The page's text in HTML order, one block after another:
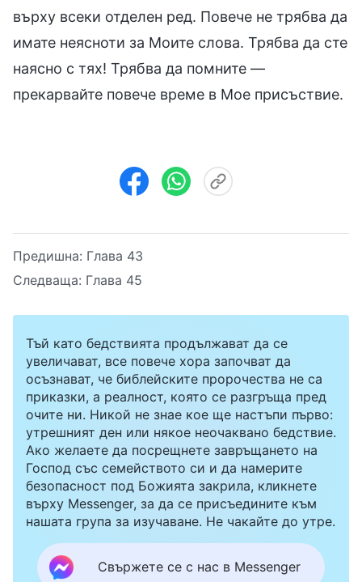
върху всеки отделен ред. Повече не трябва да
имате неясноти за Моите слова. Трябва да сте
наясно с тях! Трябва да помните —
прекарвайте повече време в Мое присъствие.
Предишна: Глава 43
Следваща: Глава 45
Тъй като бедствията продължават да се
увеличават, все повече хора започват да
осъзнават, че библейските пророчества не са
приказки, а реалност, която се разгръща пред
очите ни. Никой не знае кое ще настъпи първо:
утрешният ден или някое неочаквано бедствие.
Ако желаете да посрещнете завръщането на
Господ със семейството си и да намерите
безопасност под Божията закрила, кликнете
върху Messenger, за да се присъедините към
нашата група за изучаване. Не чакайте до утре.
Свържете се с нас в Messenger